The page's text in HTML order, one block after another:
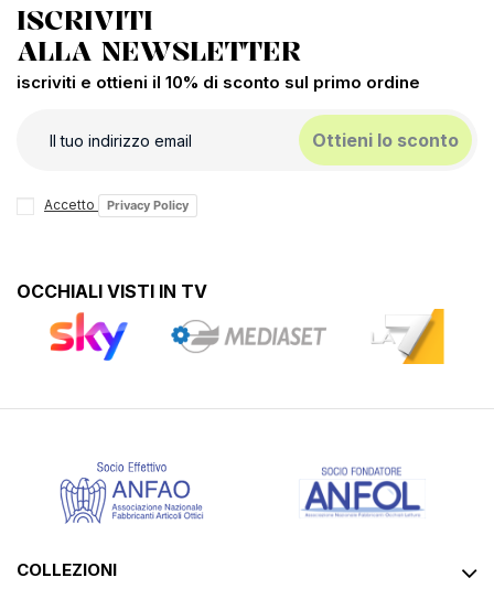
ISCRIVITI
ALLA NEWSLETTER
iscriviti e ottieni il 10% di sconto sul primo ordine
Ottieni lo sconto
Accetto Privacy Policy
OCCHIALI VISTI IN TV
COLLEZIONI